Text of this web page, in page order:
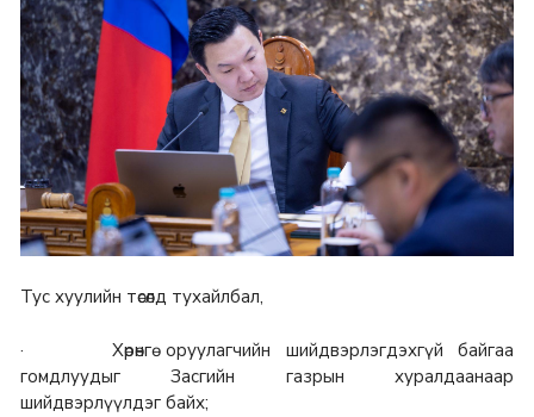
Тус хуулийн төсөлд тухайлбал,
· Хөрөнгө оруулагчийн шийдвэрлэгдэхгүй байгаа
гомдлуудыг Засгийн газрын хуралдаанаар
шийдвэрлүүлдэг байх;